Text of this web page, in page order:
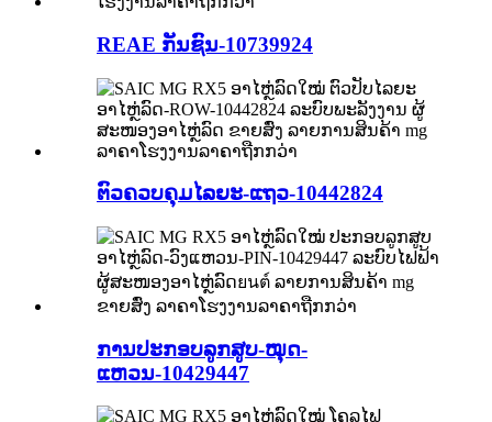
REAE ກັນຊົນ-10739924
ຕົວຄວບຄຸມໄລຍະ-ແຖວ-10442824
ການປະກອບລູກສູບ-ໝຸດ-
ແຫວນ-10429447